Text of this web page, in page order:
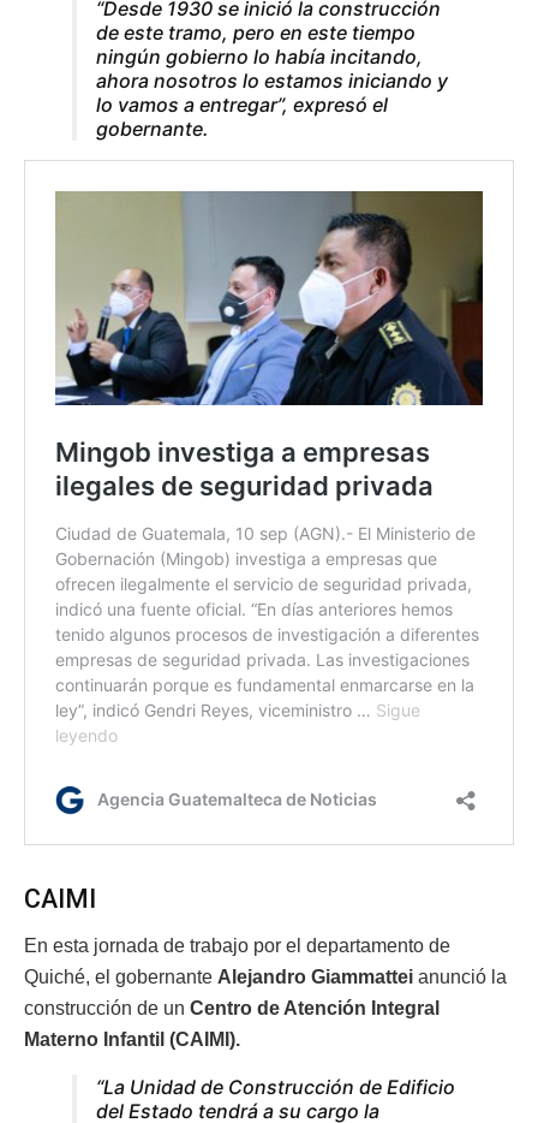
“Desde 1930 se inició la construcción
de este tramo, pero en este tiempo
ningún gobierno lo había incitando,
ahora nosotros lo estamos iniciando y
lo vamos a entregar”, expresó el
gobernante.
CAIMI
En esta jornada de trabajo por el departamento de
Quiché, el gobernante Alejandro Giammattei anunció la
construcción de un Centro de Atención Integral
Materno Infantil (CAIMI).
“La Unidad de Construcción de Edificio
del Estado tendrá a su cargo la